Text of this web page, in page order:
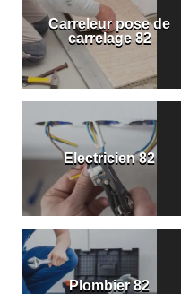
Carreleur pose de
carrelage 82
Electricien 82
Plombier 82